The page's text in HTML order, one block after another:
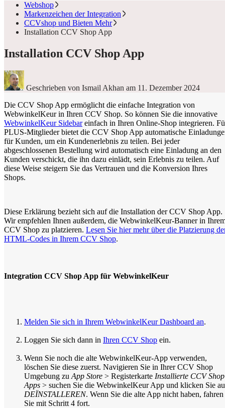
Webshop
Markenzeichen der Integration
CCVshop und Bieten Mehr
Installation CCV Shop App
Installation CCV Shop App
Geschrieben von Ismail Akhan am 11. Dezember 2024
Die CCV Shop App ermöglicht die einfache Integration von
WebwinkelKeur in Ihren CCV Shop. So können Sie die innovative
WebwinkelKeur Sidebareinfach in Ihren Online-Shop integrieren.
PLUS-Mitglieder bietet die CCV Shop App automatische
für Kunden, um ein Kundenerlebnis zu teilen. Bei jeder
abgeschlossenen Bestellung wird automatisch eine Einladung an den
Kunden verschickt, die ihn dazu einlädt, sein Erlebnis zu teilen. Auf
diese Weise steigern Sie das Vertrauen und die Konversion Ihres
Shops.
Diese Erklärung bezieht sich auf die Installation der CCV Shop App.
Wir empfehlen Ihnen außerdem, die WebwinkelKeur-Banner in
CCV Shop zu platzieren. Lesen Sie hier mehr über die Platzierung
HTML-Codes in Ihrem CCV Shop.
Integration CCV Shop App für WebwinkelKeur
Melden Sie sich in Ihrem WebwinkelKeur Dashboard an.
Loggen Sie sich dann in Ihren CCV Shop ein.
Wenn Sie noch die alte WebwinkelKeur-App verwenden,
löschen Sie diese zuerst. Navigieren Sie in Ihrer CCV Shop
Umgebung zu App Store > Registerkarte Installierte CCV Shop
Apps > suchen Sie die WebwinkelKeur App und klicken Sie
DEÏNSTALLEREN. Wenn Sie die alte App nicht haben, fahren
Sie mit Schritt 4 fort.